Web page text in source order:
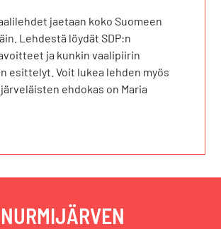
jaetaan koko Suomeen
Lehdestä löydät SDP:n
ja kunkin vaalipiirin
esittelyt. Voit lukea lehden myös
ehdokas on Maria
NURMIJÄRVEN